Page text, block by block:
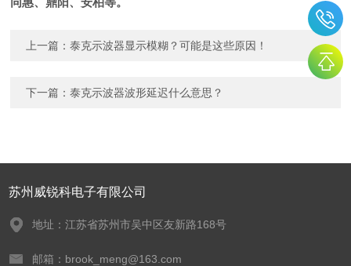
上一篇：泰克示波器显示模糊？可能是这些原因！
下一篇：泰克示波器波形延迟什么意思？
苏州威锐科电子有限公司
地址：江苏省苏州市吴中区友新路168号
邮箱：brook_meng@163.com